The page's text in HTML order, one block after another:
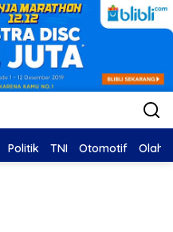
Politik TNI Otomotif